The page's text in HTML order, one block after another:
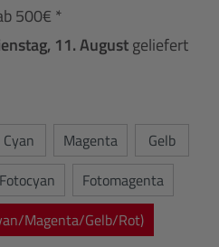
500€ *
11. Augustgeliefert
Cyan Magenta
Gelb
Fotocyan
Fotomagenta
Magenta/Gelb/Rot)